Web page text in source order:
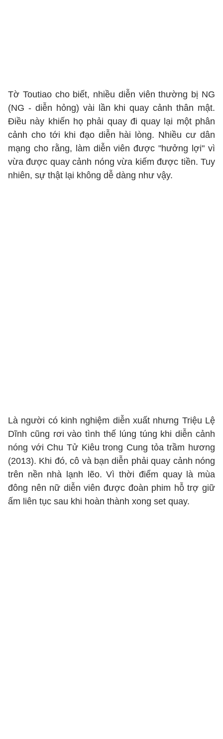
Tờ Toutiao cho biết, nhiều diễn viên thường bị NG
(NG - diễn hỏng) vài lần khi quay cảnh thân mật.
Điều này khiến họ phải quay đi quay lại một phân
cảnh cho tới khi đạo diễn hài lòng. Nhiều cư dân
mạng cho rằng, làm diễn viên được "hưởng lợi" vì
vừa được quay cảnh nóng vừa kiếm được tiền. Tuy
nhiên, sự thật lại không dễ dàng như vậy.
Là người có kinh nghiệm diễn xuất nhưng Triệu Lệ
Dĩnh cũng rơi vào tình thế lúng túng khi diễn cảnh
nóng với Chu Tử Kiêu trong Cung tỏa trầm hương
(2013). Khi đó, cô và bạn diễn phải quay cảnh nóng
trên nền nhà lạnh lẽo. Vì thời điểm quay là mùa
đông nên nữ diễn viên được đoàn phim hỗ trợ giữ
ấm liên tục sau khi hoàn thành xong set quay.